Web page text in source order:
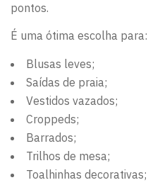
pontos.
É uma ótima escolha para:
Blusas leves;
Saídas de praia;
Vestidos vazados;
Croppeds;
Barrados;
Trilhos de mesa;
Toalhinhas decorativas;